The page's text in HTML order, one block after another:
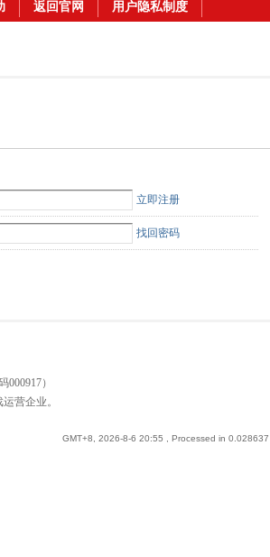
返回官网 用户隐私制度
立即注册
找回密码
）
营企业。
GMT+8, 2026-8-6 20:55 , Processed in